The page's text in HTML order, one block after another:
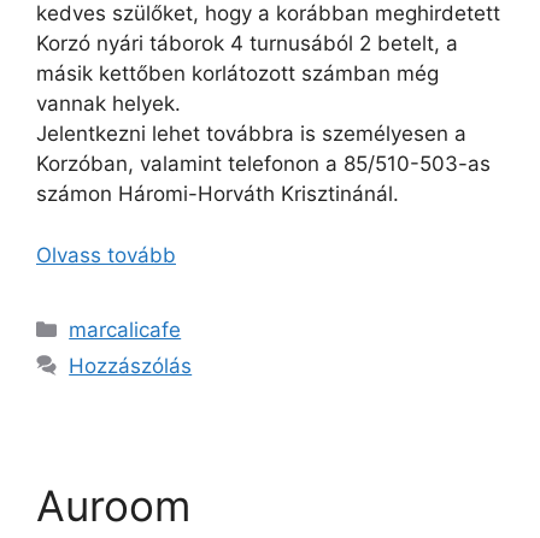
kedves szülőket, hogy a korábban meghirdetett
Korzó nyári táborok 4 turnusából 2 betelt, a
másik kettőben korlátozott számban még
vannak helyek.
Jelentkezni lehet továbbra is személyesen a
Korzóban, valamint telefonon a 85/510-503-as
számon Háromi-Horváth Krisztinánál.
Olvass tovább
marcalicafe
Hozzászólás
Auroom